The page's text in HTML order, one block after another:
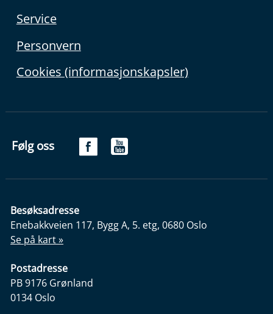
Service
Personvern
Cookies (informasjonskapsler)
Følg oss
Besøksadresse
Enebakkveien 117, Bygg A, 5. etg, 0680 Oslo
Se på kart »
Postadresse
PB 9176 Grønland
0134 Oslo